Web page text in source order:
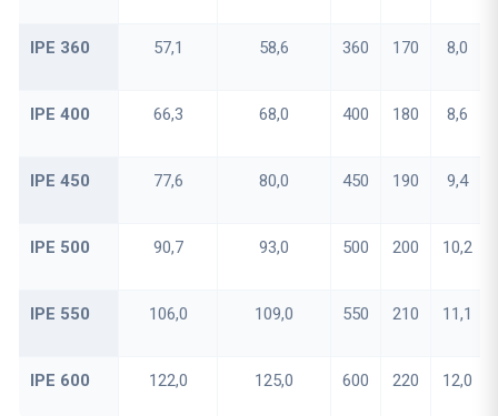
IPE 360 57,1 58,6 360 170 8,0
IPE 400 66,3 68,0 400 180 8,6
IPE 450 77,6 80,0 450 190 9,4
IPE 500 90,7 93,0 500 200 10,2
IPE 550 106,0 109,0 550 210 11,1
IPE 600 122,0 125,0 600 220 12,0